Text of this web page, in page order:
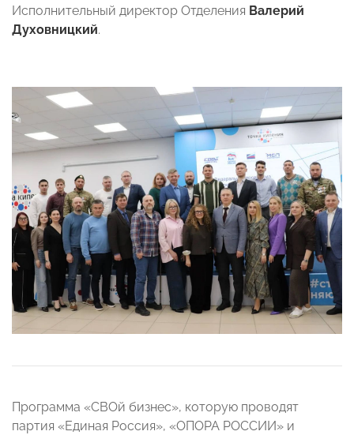
Исполнительный директор Отделения Валерий
Духовницкий.
Программа «СВОй бизнес», которую проводят
партия «Единая Россия», «ОПОРА РОССИИ» и